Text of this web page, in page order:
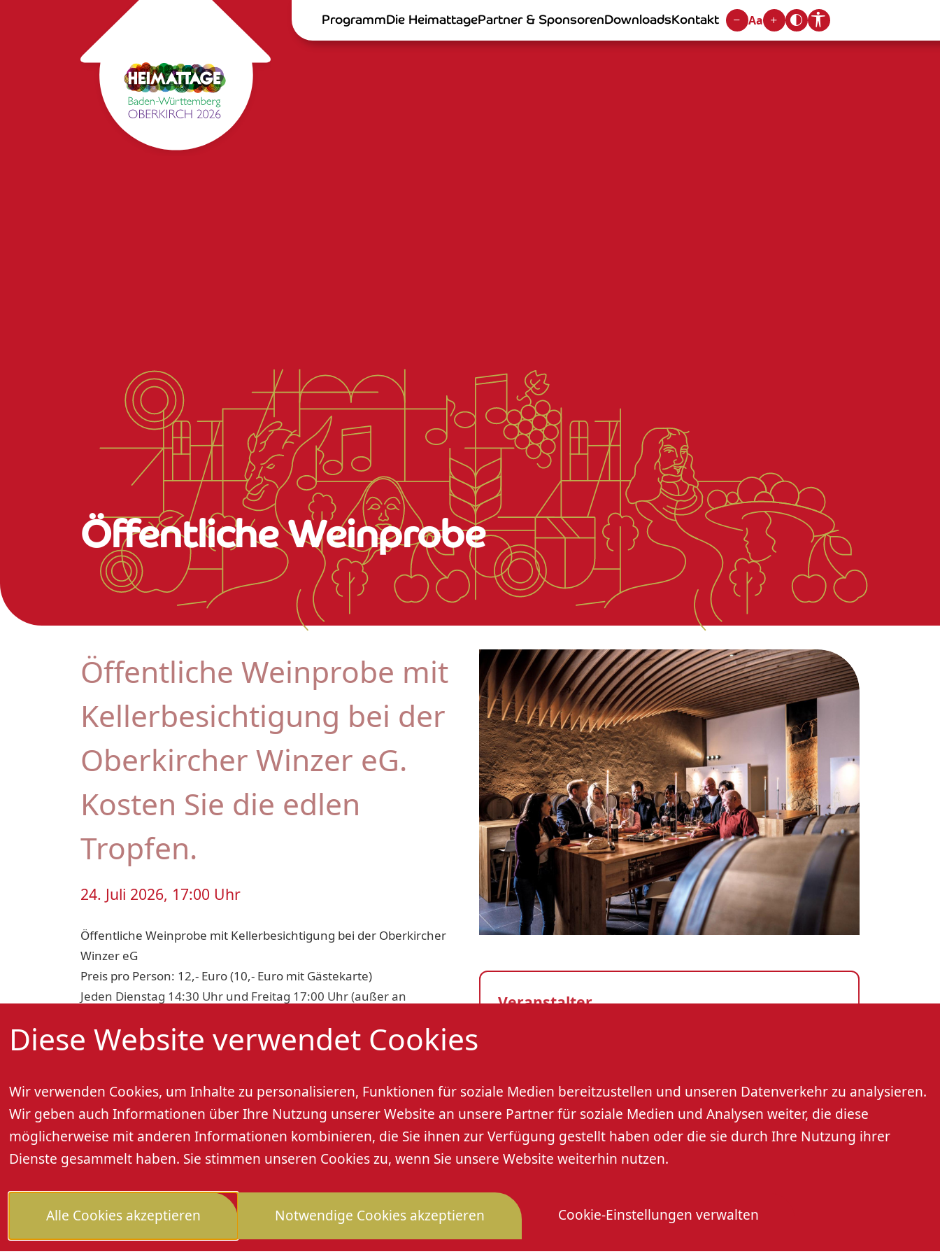
Diese Website verwendet Cookies
Wir verwenden Cookies, um Inhalte zu personalisieren, Funktionen für soziale Medien bereitzustellen und unseren Datenverkehr zu analysieren.
Wir geben auch Informationen über Ihre Nutzung unserer Website an unsere Partner für soziale Medien und Analysen weiter, die diese
möglicherweise mit anderen Informationen kombinieren, die Sie ihnen zur Verfügung gestellt haben oder die sie durch Ihre Nutzung ihrer
Dienste gesammelt haben. Sie stimmen unseren Cookies zu, wenn Sie unsere Website weiterhin nutzen.
Alle Cookies akzeptieren Notwendige Cookies akzeptieren Cookie-Einstellungen verwalten
ProgrammDie HeimattagePartner & SponsorenDownloadsKontakt Aa
Öffentliche Weinprobe
Öffentliche Weinprobe mit
Kellerbesichtigung bei der
Oberkircher Winzer eG.
Kosten Sie die edlen
Tropfen.
24. Juli 2026, 17:00 Uhr
Öffentliche Weinprobe mit Kellerbesichtigung bei der Oberkircher
Winzer eG
Preis pro Person: 12,- Euro (10,- Euro mit Gästekarte)
Jeden Dienstag 14:30 Uhr und Freitag 17:00 Uhr (außer an
Anmeldung: Tel. 07802 92580 oder info@oberkircher-winzer.de
Veranstalter
Veranstaltungsort
Oberkircher Winzer eG
Renchener Straße 42
77704 Oberkirch